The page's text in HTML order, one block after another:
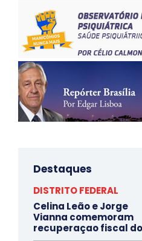
Destaques
DISTRITO FEDERAL
Celina Leão e Jorge
Vianna comemoram
recuperaçao fiscal do